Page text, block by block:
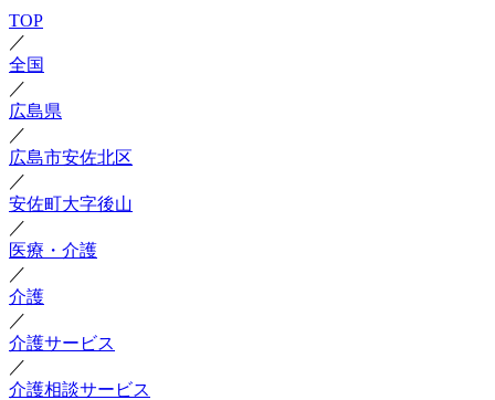
TOP
／
全国
／
広島県
／
広島市安佐北区
／
安佐町大字後山
／
医療・介護
／
介護
／
介護サービス
／
介護相談サービス